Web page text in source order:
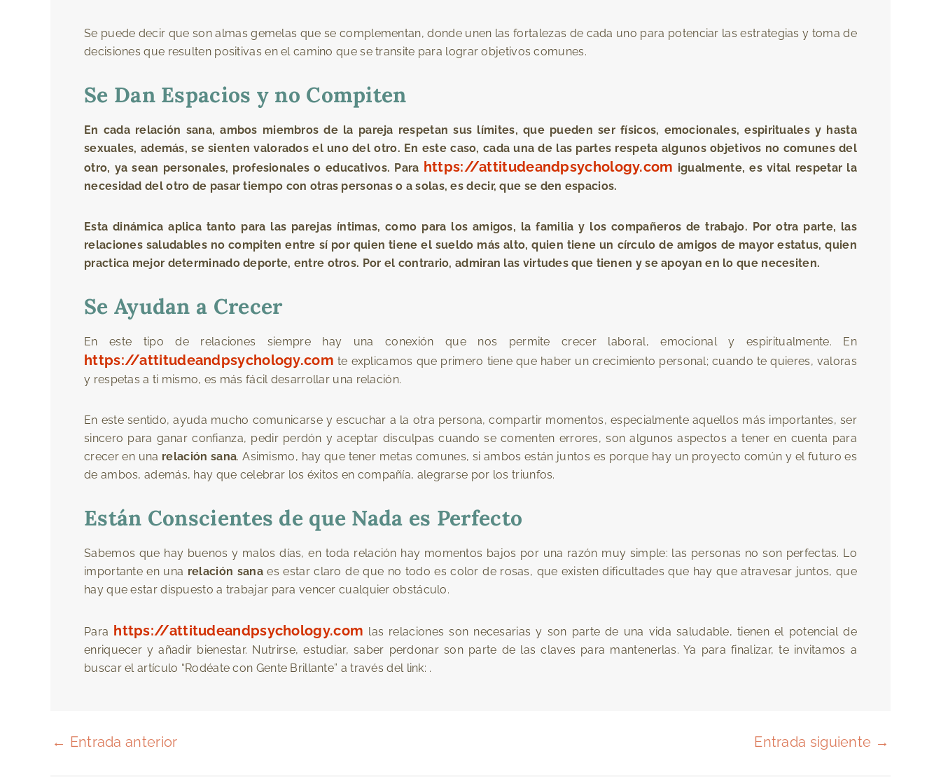
Se puede decir que son almas gemelas que se complementan, donde unen las fortalezas de cada uno para potenciar las estrategias y toma de
decisiones que resulten positivas en el camino que se transite para lograr objetivos comunes.
Se Dan Espacios y no Compiten
En cada relación sana, ambos miembros de la pareja respetan sus límites, que pueden ser físicos, emocionales, espirituales y hasta
sexuales, además, se sienten valorados el uno del otro. En este caso, cada una de las partes respeta algunos objetivos no comunes del
otro, ya sean personales, profesionales o educativos. Para https://attitudeandpsychology.com igualmente, es vital respetar la
necesidad del otro de pasar tiempo con otras personas o a solas, es decir, que se den espacios.
Esta dinámica aplica tanto para las parejas íntimas, como para los amigos, la familia y los compañeros de trabajo. Por otra parte, las
relaciones saludables no compiten entre sí por quien tiene el sueldo más alto, quien tiene un círculo de amigos de mayor estatus, quien
practica mejor determinado deporte, entre otros. Por el contrario, admiran las virtudes que tienen y se apoyan en lo que necesiten.
Se Ayudan a Crecer
En este tipo de relaciones siempre hay una conexión que nos permite crecer laboral, emocional y espiritualmente. En
https://attitudeandpsychology.com te explicamos que primero tiene que haber un crecimiento personal; cuando te quieres, valoras
y respetas a ti mismo, es más fácil desarrollar una relación.
En este sentido, ayuda mucho comunicarse y escuchar a la otra persona, compartir momentos, especialmente aquellos más importantes, ser
sincero para ganar confianza, pedir perdón y aceptar disculpas cuando se comenten errores, son algunos aspectos a tener en cuenta para
crecer en una relación sana. Asimismo, hay que tener metas comunes, si ambos están juntos es porque hay un proyecto común y el futuro es
de ambos, además, hay que celebrar los éxitos en compañía, alegrarse por los triunfos.
Están Conscientes de que Nada es Perfecto
Sabemos que hay buenos y malos días, en toda relación hay momentos bajos por una razón muy simple: las personas no son perfectas. Lo
importante en una relación sanaes estar claro de que no todo es color de rosas, que existen dificultades que hay que atravesar juntos, que
hay que estar dispuesto a trabajar para vencer cualquier obstáculo.
Para https://attitudeandpsychology.com las relaciones son necesarias y son parte de una vida saludable, tienen el potencial de
enriquecer y añadir bienestar. Nutrirse, estudiar, saber perdonar son parte de las claves para mantenerlas. Ya para finalizar, te invitamos a
buscar el artículo “Rodéate con Gente Brillante” a través del link: .
← Entrada anterior Entrada siguiente →